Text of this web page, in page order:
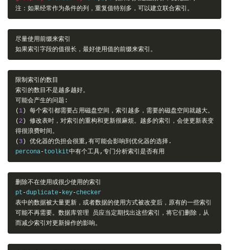
注：如果经常作为条件的列，重复值特别多，可以建立联合索引。
尽量使用前缀来索引
如果索引字段的值很长，最好使用值的前缀来索引。
限制索引的数目
索引的数目不是越多越好。
可能会产生的问题:
( 1 ) 每个索引都需要占用磁盘空间，索引越多，需要的磁盘空间就越大。
(2 ) 修改表时，对索引的重构和更新很麻烦。越多的索引，会使更新表变
得很浪费时间。
( 3 ) 优化器的负担会很重,有可能会影响到优化器的选择.
percona-toolkit中有个工具,专门分析索引是否有用
删除不在使用或很少使用的索引
pt -duplicate-key-checker
表中的数据被大量更新，或者数据的使用方式被改变后，原有的一些索引
可能不再需要。数据库管理 员应当定期找出这些索引，将它们删除，从
而减少索引对更新操作的影响。